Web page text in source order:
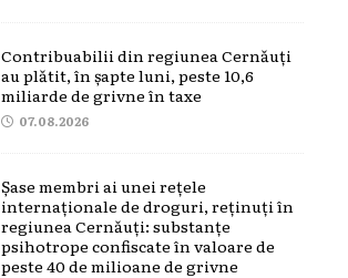
Contribuabilii din regiunea Cernăuți
au plătit, în șapte luni, peste 10,6
miliarde de grivne în taxe
07.08.2026
Șase membri ai unei rețele
internaționale de droguri, reținuți în
regiunea Cernăuți: substanțe
psihotrope confiscate în valoare de
peste 40 de milioane de grivne